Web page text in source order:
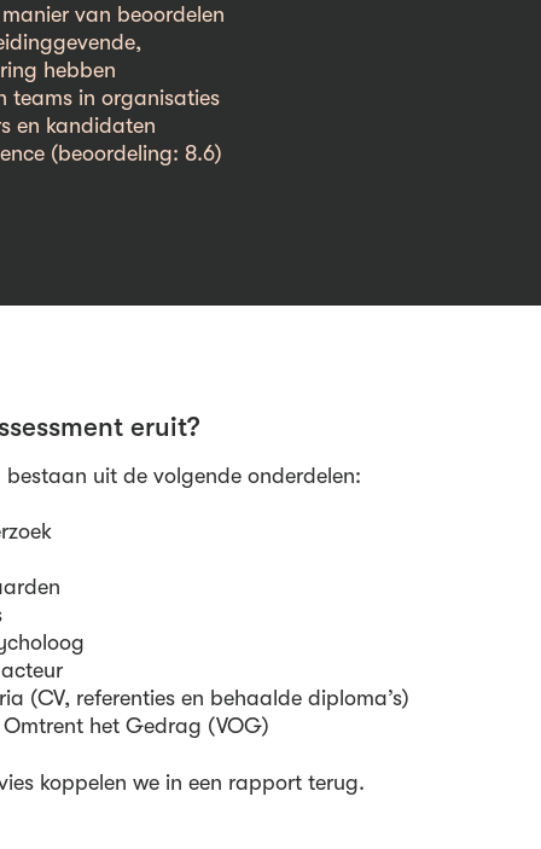
van beoordelen
hebben
teams in organisaties
en kandidaten
(beoordeling: 8.6)
eruit?
bestaan uit de volgende onderdelen:
(CV, referenties en behaalde diploma’s)
het Gedrag (VOG)
koppelen we in een rapport terug.